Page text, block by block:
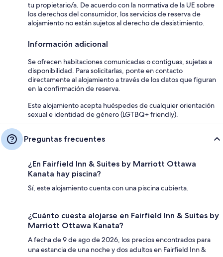
tu propietario/a. De acuerdo con la normativa de la UE sobre
los derechos del consumidor, los servicios de reserva de
alojamiento no están sujetos al derecho de desistimiento.
Información adicional
Se ofrecen habitaciones comunicadas o contiguas, sujetas a
disponibilidad. Para solicitarlas, ponte en contacto
directamente al alojamiento a través de los datos que figuran
en la confirmación de reserva.
Este alojamiento acepta huéspedes de cualquier orientación
sexual e identidad de género (LGTBQ+ friendly).
Preguntas frecuentes
¿En Fairfield Inn & Suites by Marriott Ottawa
Kanata hay piscina?
Sí, este alojamiento cuenta con una piscina cubierta.
¿Cuánto cuesta alojarse en Fairfield Inn & Suites by
Marriott Ottawa Kanata?
A fecha de 9 de ago de 2026, los precios encontrados para
una estancia de una noche y dos adultos en Fairfield Inn &